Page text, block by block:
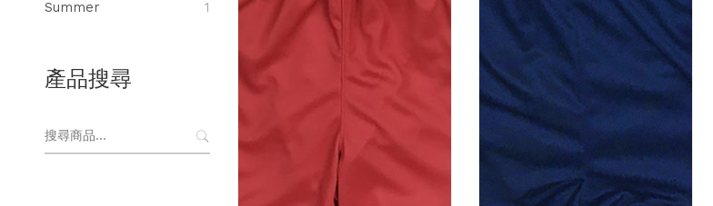
Summer 1
產品搜尋
搜
尋